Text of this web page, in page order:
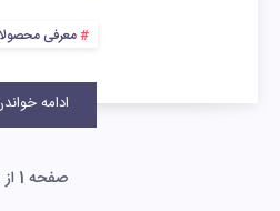
معرفی
ادامه
صفحه 1 از 1